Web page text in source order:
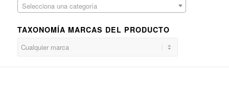
Selecciona una categoría
TAXONOMÍA MARCAS DEL PRODUCTO